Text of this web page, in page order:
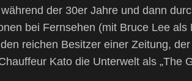
der 30er Jahre und dann
bei Fernsehen (mit Bruce Lee als
reichen Besitzer einer Zeitung,
Kato die Unterwelt als „The